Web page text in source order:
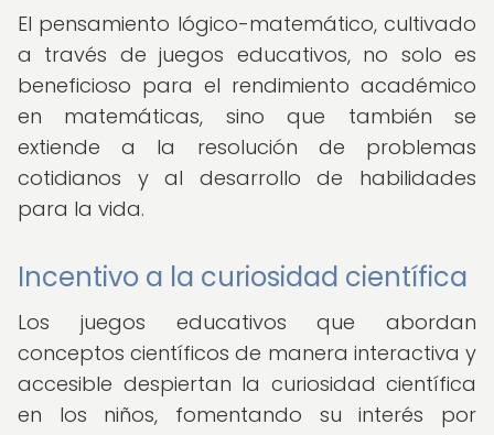
El pensamiento lógico-matemático, cultivado
a través de juegos educativos, no solo es
beneficioso para el rendimiento académico
en matemáticas, sino que también se
extiende a la resolución de problemas
cotidianos y al desarrollo de habilidades
para la vida.
Incentivo a la curiosidad científica
Los juegos educativos que abordan
conceptos científicos de manera interactiva y
accesible despiertan la curiosidad científica
en los niños, fomentando su interés por